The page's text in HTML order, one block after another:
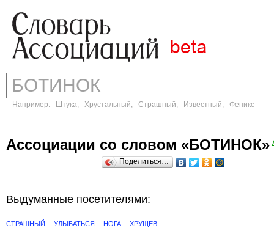
Например: Штука, Хрустальный, Страшный, Известный, Феникс
Ассоциации со словом «БОТИНОК»
Поделиться…
Выдуманные посетителями:
СТРАШНЫЙ УЛЫБАТЬСЯ НОГА ХРУЩЕВ